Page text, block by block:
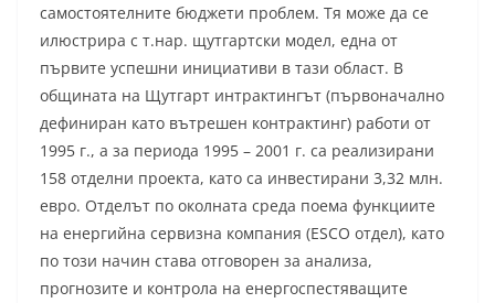
самостоятелните бюджети проблем. Тя може да се
илюстрира с т.нар. щутгартски модел, една от
първите успешни инициативи в тази област. В
общината на Щутгарт интрактингът (първоначално
дефиниран като вътрешен контрактинг) работи от
1995 г., а за периода 1995 – 2001 г. са реализирани
158 отделни проекта, като са инвестирани 3,32 млн.
евро. Отделът по околната среда поема функциите
на енергийна сервизна компания (ESCO отдел), като
по този начин става отговорен за анализа,
прогнозите и контрола на енергоспестяващите